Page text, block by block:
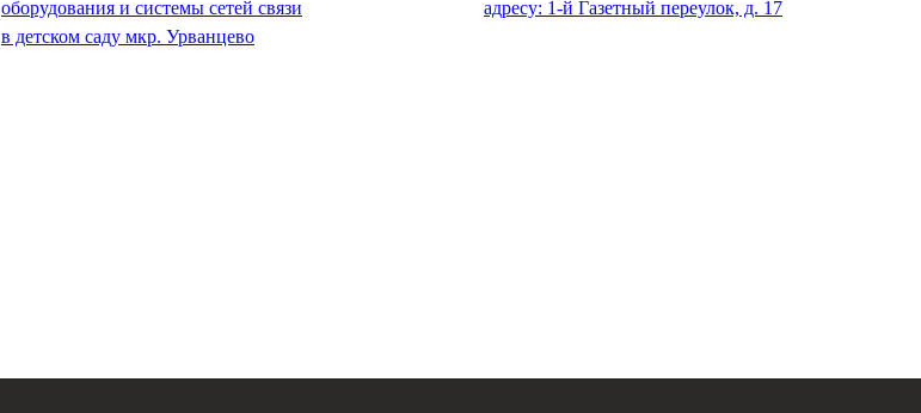
оборудования и системы сетей связи
в детском саду мкр. Урванцево
адресу: 1-й Газетный переулок, д. 17